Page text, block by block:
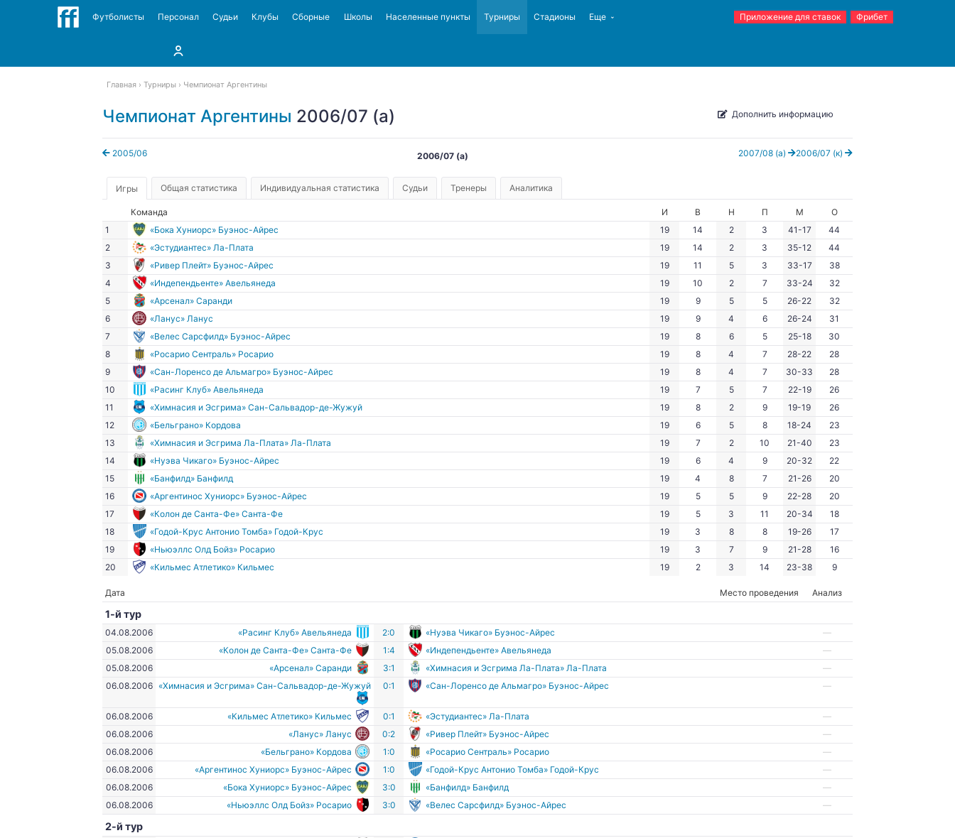
Футболисты Персонал Судьи Клубы Сборные Школы Населенные пункты Турниры Стадионы Еще Приложение для ставок Фрибет
Главная Турниры Чемпионат Аргентины
Чемпионат Аргентины 2006/07 (а) Дополнить информацию
2005/06 2007/08 (а) 2006/07 (к)
2006/07 (а)
Игры Общая статистика Индивидуальная статистика Судьи Тренеры Аналитика
Команда И В Н П М
О
1
«Бока Хуниорс» Буэнос-Айрес 19 14 2 3 41-17
44
2
«Эстудиантес» Ла-Плата 19 14 2 3 35-12
44
3
«Ривер Плейт» Буэнос-Айрес 19 11 5 3 33-17
38
4
«Индепендьенте» Авельянеда 19 10 2 7 33-24
32
5
«Арсенал» Саранди 19 9 5 5 26-22
32
6
«Ланус» Ланус 19 9 4 6 26-24
31
7
«Велес Сарсфилд» Буэнос-Айрес 19 8 6 5 25-18
30
8
«Росарио Сентраль» Росарио 19 8 4 7 28-22
28
9
«Сан-Лоренсо де Альмагро» Буэнос-Айрес 19 8 4 7 30-33
28
10
«Расинг Клуб» Авельянеда 19 7 5 7 22-19
26
11
«Химнасия и Эсгрима» Сан-Сальвадор-де-Жужуй 19 8 2 9 19-19
26
12
«Бельграно» Кордова 19 6 5 8 18-24
23
13
«Химнасия и Эсгрима Ла-Плата» Ла-Плата 19 7 2 10 21-40
23
14
«Нуэва Чикаго» Буэнос-Айрес 19 6 4 9 20-32
22
15
«Банфилд» Банфилд 19 4 8 7 21-26
20
16
«Аргентинос Хуниорс» Буэнос-Айрес 19 5 5 9 22-28
20
17
«Колон де Санта-Фе» Санта-Фе 19 5 3 11 20-34
18
18
«Годой-Крус Антонио Томба» Годой-Крус 19 3 8 8 19-26
17
19
«Ньюэллс Олд Бойз» Росарио 19 3 7 9 21-28
16
20
«Кильмес Атлетико» Кильмес 19 2 3 14 23-38 9
Дата Место проведения Анализ
1-й тур
04.08.2006 «Расинг Клуб» Авельянеда 2:0 «Нуэва Чикаго» Буэнос-Айрес
—
05.08.2006
«Колон де Санта-Фе» Санта-Фе 1:4 «Индепендьенте» Авельянеда
—
05.08.2006
«Арсенал» Саранди 3:1 «Химнасия и Эсгрима Ла-Плата» Ла-Плата
—
06.08.2006
«Химнасия и Эсгрима» Сан-Сальвадор-де-Жужуй 0:1 «Сан-Лоренсо де Альмагро» Буэнос-Айрес —
06.08.2006 «Кильмес Атлетико» Кильмес 0:1 «Эстудиантес» Ла-Плата
—
06.08.2006
«Ланус» Ланус 0:2 «Ривер Плейт» Буэнос-Айрес
—
06.08.2006
«Бельграно» Кордова 1:0 «Росарио Сентраль» Росарио
—
06.08.2006
«Аргентинос Хуниорс» Буэнос-Айрес 1:0 «Годой-Крус Антонио Томба» Годой-Крус
—
06.08.2006
«Бока Хуниорс» Буэнос-Айрес 3:0 «Банфилд» Банфилд
—
06.08.2006
«Ньюэллс Олд Бойз» Росарио 3:0 «Велес Сарсфилд» Буэнос-Айрес —
2-й тур